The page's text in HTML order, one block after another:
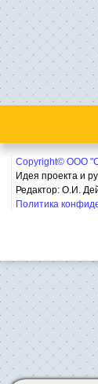
Copyright© ООО
Идея проекта и
Редактор: О.И.
Политика